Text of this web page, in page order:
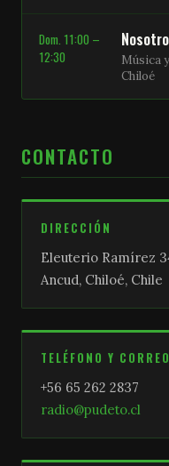
Dom. 11:00 –
12:30
Música
Chiloé
CONTACTO
DIRECCIÓN
Eleuterio Ramírez
Ancud, Chiloé, Chile
TELÉFONO Y CORREO
+56 65 262 2837
radio@pudeto.cl